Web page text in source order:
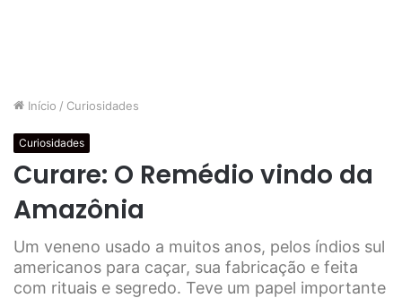
Início / Curiosidades
Curiosidades
Curare: O Remédio vindo da
Amazônia
Um veneno usado a muitos anos, pelos índios sul
americanos para caçar, sua fabricação e feita
com rituais e segredo. Teve um papel importante